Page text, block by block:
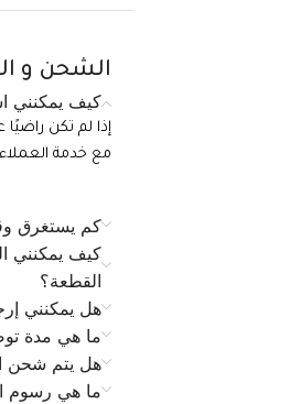
الشحن و
كيف يمكنني
إذا لم تكن
مع خدمة العملاء لدينا في
كم يستغرق
كيف يمكنني
القطعة؟
هل يمكنني
ما هي مدة
هل يتم شحن
ما هي رسوم